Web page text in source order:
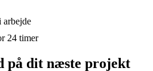
24 timer
på dit næste projekt